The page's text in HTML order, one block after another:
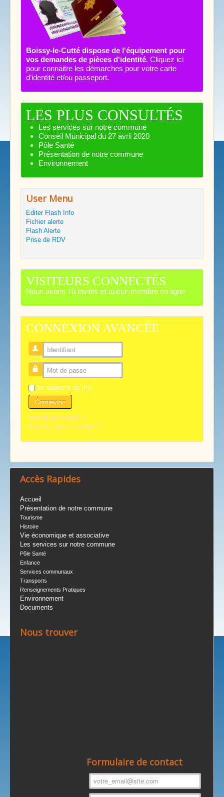
Boissy-le-Cutté dispose de l'équipement pour
vos demandes de pièces d'identité. Cliquez ici
pour connaitre les démarches pour votre carte
d’identité et/ou passeport.
LES PLUS CONSULTÉS
Les services sur notre commune
Conseil Municipal du 27 avril 2020
Pôle Santé
Présentation de notre commune
Environnement
User Menu
Editer Flash Info
Fichier alerte
Flash Alerte
Prise de RDV
VISITEURS CONNECTÉS
Nous avons 10 invités et aucun membre en ligne
CONNEXION AVANCÉE
Identifiant
Mot de passe
Se souvenir de moi
Connexion
Identifiant oublié ?
Mot de passe oublié ?
Accès Rapides
Accueil
Présentation de notre commune
Tourisme
Histoire
Vie économique et associative
Les services sur notre commune
Pôle Santé
Enfance
Services communaux
Transports
Renseignements Pratiques
Environnement
Documents
Nous trouver
Formulaire de contact